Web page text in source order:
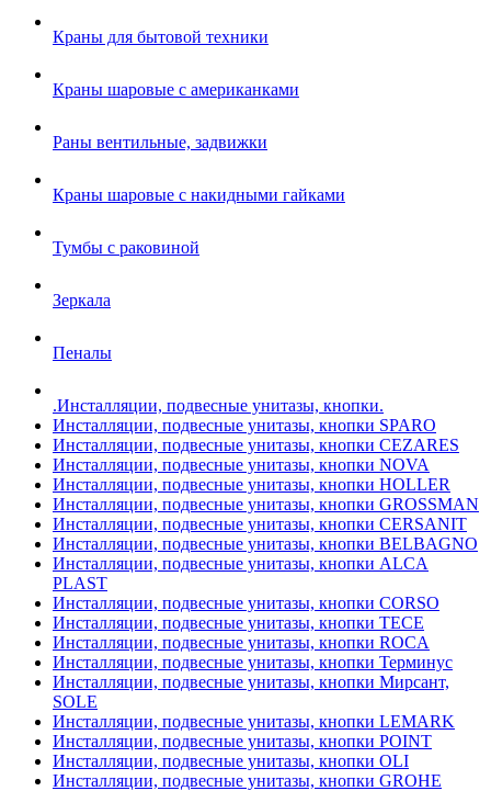
Краны для бытовой техники
Краны шаровые с американками
Раны вентильные, задвижки
Краны шаровые с накидными гайками
Тумбы с раковиной
Зеркала
Пеналы
.Инсталляции, подвесные унитазы, кнопки.
Инсталляции, подвесные унитазы, кнопки SPARO
Инсталляции, подвесные унитазы, кнопки CEZARES
Инсталляции, подвесные унитазы, кнопки NOVA
Инсталляции, подвесные унитазы, кнопки HOLLER
Инсталляции, подвесные унитазы, кнопки GROSSMAN
Инсталляции, подвесные унитазы, кнопки CERSANIT
Инсталляции, подвесные унитазы, кнопки BELBAGNO
Инсталляции, подвесные унитазы, кнопки ALCA
PLAST
Инсталляции, подвесные унитазы, кнопки CORSO
Инсталляции, подвесные унитазы, кнопки TECE
Инсталляции, подвесные унитазы, кнопки ROCA
Инсталляции, подвесные унитазы, кнопки Терминус
Инсталляции, подвесные унитазы, кнопки Мирсант,
SOLE
Инсталляции, подвесные унитазы, кнопки LEMARK
Инсталляции, подвесные унитазы, кнопки POINT
Инсталляции, подвесные унитазы, кнопки OLI
Инсталляции, подвесные унитазы, кнопки GROHE